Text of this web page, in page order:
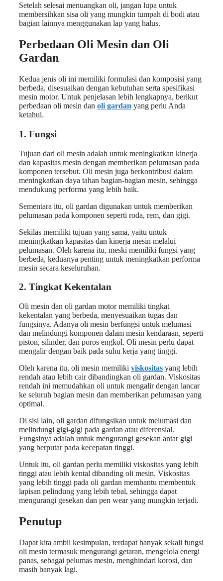
Setelah selesai menuangkan oli, jangan lupa untuk
membersihkan sisa oli yang mungkin tumpah di bodi atau
bagian lainnya menggunakan lap yang halus.
Perbedaan Oli Mesin dan Oli
Gardan
Kedua jenis oli ini memiliki formulasi dan komposisi yang
berbeda, disesuaikan dengan kebutuhan serta spesifikasi
mesin motor. Untuk penjelasan lebih lengkapnya, berikut
perbedaan oli mesin dan oli gardan yang perlu Anda
ketahui.
1. Fungsi
Tujuan dari oli mesin adalah untuk meningkatkan kinerja
dan kapasitas mesin dengan memberikan pelumasan pada
komponen tersebut. Oli mesin juga berkontribusi dalam
meningkatkan daya tahan bagian-bagian mesin, sehingga
mendukung performa yang lebih baik.
Sementara itu, oli gardan digunakan untuk memberikan
pelumasan pada komponen seperti roda, rem, dan gigi.
Sekilas memiliki tujuan yang sama, yaitu untuk
meningkatkan kapasitas dan kinerja mesin melalui
pelumasan. Oleh karena itu, meski memiliki fungsi yang
berbeda, keduanya penting untuk meningkatkan performa
mesin secara keseluruhan.
2. Tingkat Kekentalan
Oli mesin dan oli gardan motor memiliki tingkat
kekentalan yang berbeda, menyesuaikan tugas dan
fungsinya. Adanya oli mesin berfungsi untuk melumasi
dan melindungi komponen dalam mesin kendaraan, seperti
piston, silinder, dan poros engkol. Oli mesin perlu dapat
mengalir dengan baik pada suhu kerja yang tinggi.
Oleh karena itu, oli mesin memiliki viskositas yang lebih
rendah atau lebih cair dibandingkan oli gardan. Viskositas
rendah ini memudahkan oli untuk mengalir dengan lancar
ke seluruh bagian mesin dan memberikan pelumasan yang
optimal.
Di sisi lain, oli gardan difungsikan untuk melumasi dan
melindungi gigi-gigi pada gardan atau diferensial.
Fungsinya adalah untuk mengurangi gesekan antar gigi
yang berputar pada kecepatan tinggi.
Untuk itu, oli gardan perlu memiliki viskositas yang lebih
tinggi atau lebih kental dibanding oli mesin. Viskositas
yang lebih tinggi pada oli gardan membantu membentuk
lapisan pelindung yang lebih tebal, sehingga dapat
mengurangi gesekan dan pen wear yang mungkin terjadi.
Penutup
Dapat kita ambil kesimpulan, terdapat banyak sekali fungsi
oli mesin termasuk mengurangi getaran, mengelola energi
panas, sebagai pelumas mesin, menghindari korosi, dan
masih banyak lagi.